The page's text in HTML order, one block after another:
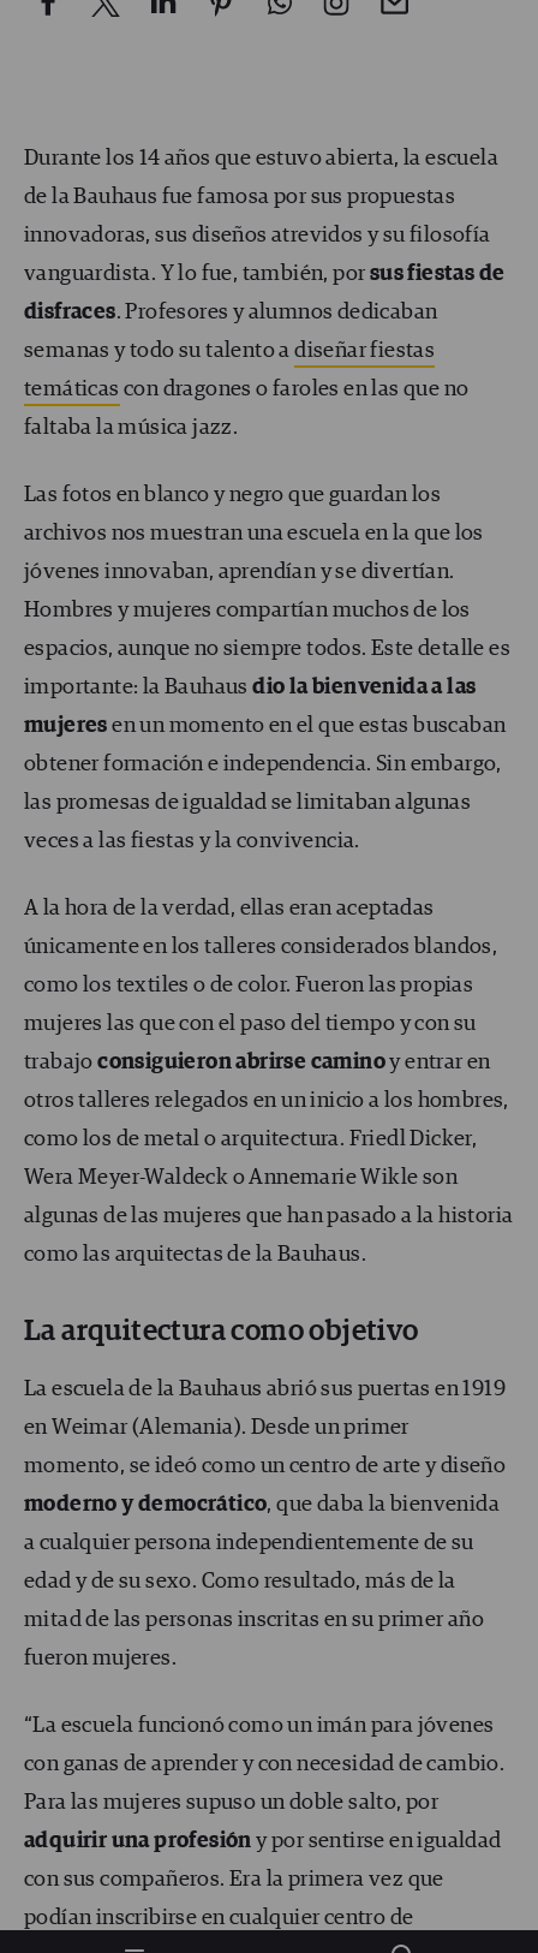
Durante los 14 años que estuvo abierta, la escuela
de la Bauhaus fue famosa por sus propuestas
innovadoras, sus diseños atrevidos y su filosofía
vanguardista. Y lo fue, también, por sus fiestas de
disfraces. Profesores y alumnos dedicaban
semanas y todo su talento adiseñar fiestas
temáticas con dragones o faroles en las que no
faltaba la música jazz.
Las fotos en blanco y negro que guardan los
archivos nos muestran una escuela en la que los
jóvenes innovaban, aprendían y se divertían.
Hombres y mujeres compartían muchos de los
espacios, aunque no siempre todos. Este detalle es
importante: la Bauhausdio la bienvenida a las
mujeres en un momento en el que estas buscaban
obtener formación e independencia. Sin embargo,
las promesas de igualdad se limitaban algunas
veces a las fiestas y la convivencia.
A la hora de la verdad, ellas eran aceptadas
únicamente en los talleres considerados blandos,
como los textiles o de color. Fueron las propias
mujeres las que con el paso del tiempo y con su
trabajoconsiguieron abrirse caminoy entrar en
otros talleres relegados en un inicio a los hombres,
como los de metal o arquitectura. Friedl Dicker,
Wera Meyer-Waldeck o Annemarie Wikle son
algunas de las mujeres que han pasado a la historia
como las arquitectas de la Bauhaus.
La arquitectura como objetivo
La escuela de la Bauhaus abrió sus puertas en 1919
en Weimar (Alemania). Desde un primer
momento, se ideó como un centro de arte y diseño
moderno y democrático, que daba la bienvenida
a cualquier persona independientemente de su
edad y de su sexo. Como resultado, más de la
mitad de las personas inscritas en su primer año
fueron mujeres.
“La escuela funcionó como un imán para jóvenes
con ganas de aprender y con necesidad de cambio.
Para las mujeres supuso un doble salto, por
adquirir una profesión y por sentirse en igualdad
con sus compañeros. Era la primera vez que
podían inscribirse en cualquier centro de